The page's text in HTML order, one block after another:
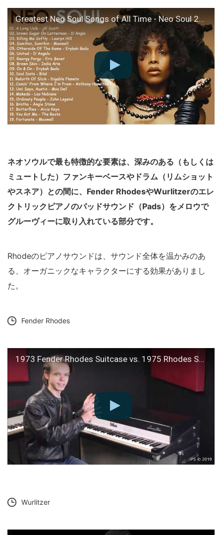
Greatest Neo Soul Songs of All Time - Neo Soul 2018 Mix
ネオソウルで最も特徴的な要素は、深みのある（もしくは
ミュートした）ファンキーベースやドラム（リムショット
やスネア）との間に、Fender RhodesやWurlitzerのエレ
クトリックピアノのパッドサウンド（Pads）をメロウで
グルーヴィーに取り入れている部分です。
Rhodeのピアノサウンドは、サウンド全体を温かみのあ
る、オーガニックなキャラクターにする効果がありまし
た。
Fender Rhodes
1973 Fender Rhodes Suitcase vs. 1975 Rhodes Stage (Keyboard Review Series)
Wurlitzer